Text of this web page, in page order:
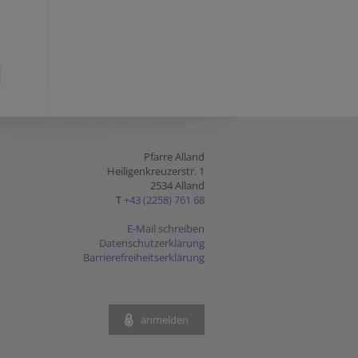
Pfarre Alland
Heiligenkreuzerstr. 1
2534 Alland
T +43 (2258) 761 68
E-Mail schreiben
Datenschutzerklärung
Barrierefreiheitserklärung
anmelden